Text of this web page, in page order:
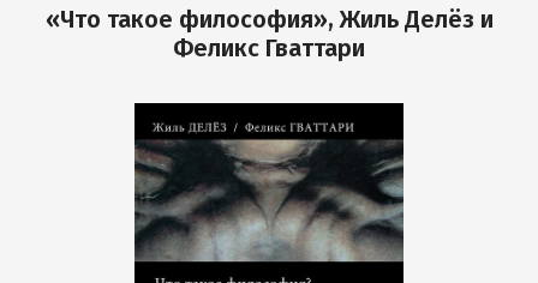
«Что такое философия», Жиль Делёз и
Феликс Гваттари